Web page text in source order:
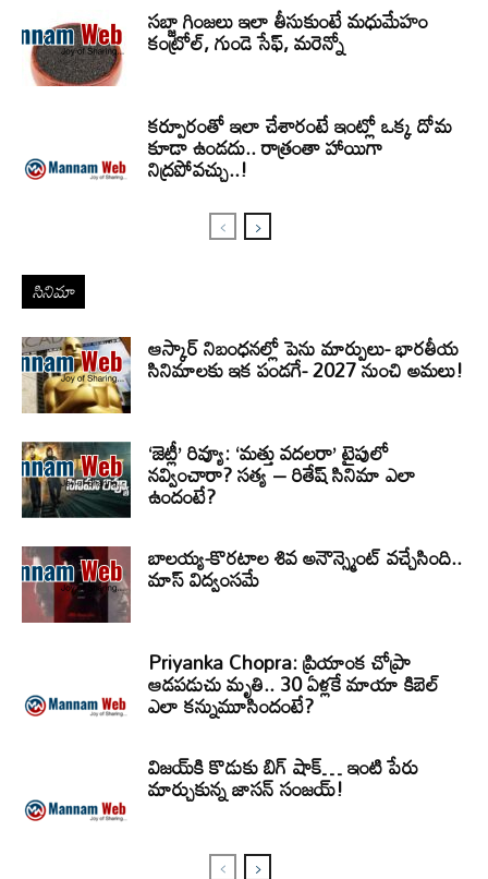
సబ్జా గింజలు ఇలా తీసుకుంటే మధుమేహం
కంట్రోల్, గుండె సేఫ్, మరెన్నో
కర్పూరంతో ఇలా చేశారంటే ఇంట్లో ఒక్క దోమ
కూడా ఉండదు.. రాత్రంతా హాయిగా
నిద్రపోవచ్చు..!
సినిమా
ఆస్కార్ నిబంధనల్లో పెను మార్పులు- భారతీయ
సినిమాలకు ఇక పండగే- 2027 నుంచి అమలు!
‘జెట్లీ’ రివ్యూ: ‘మత్తు వదలరా’ టైపులో
నవ్వించారా? సత్య – రితేష్ సినిమా ఎలా
ఉందంటే?
బాలయ్య-కొరటాల శివ అనౌన్స్మెంట్ వచ్చేసింది..
మాస్ విద్వంసమే
Priyanka Chopra: ప్రియాంక చోప్రా
ఆడపడుచు మృతి.. 30 ఏళ్లకే మాయా కిబెల్
ఎలా కన్నుమూసిందంటే?
విజయ్‌కి కొడుకు బిగ్ షాక్… ఇంటి పేరు
మార్చుకున్న జాసన్ సంజయ్!